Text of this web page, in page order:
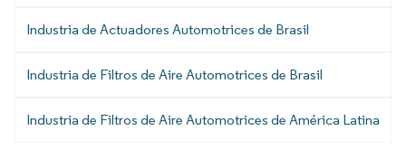
Industria de Actuadores Automotrices de Brasil
Industria de Filtros de Aire Automotrices de Brasil
Industria de Filtros de Aire Automotrices de América Latina